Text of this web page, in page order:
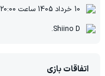
10 خرداد 1405
ساعت 20:00
Shiino D.
اتفاقات بازی